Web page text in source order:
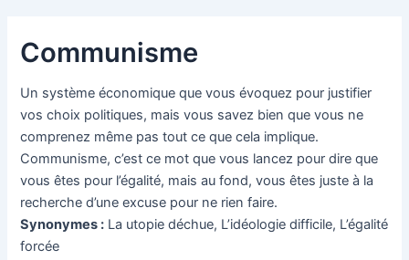
Communisme
Un système économique que vous évoquez pour justifier
vos choix politiques, mais vous savez bien que vous ne
comprenez même pas tout ce que cela implique.
Communisme, c’est ce mot que vous lancez pour dire que
vous êtes pour l’égalité, mais au fond, vous êtes juste à la
recherche d’une excuse pour ne rien faire.
Synonymes : La utopie déchue, L’idéologie difficile, L’égalité
forcée